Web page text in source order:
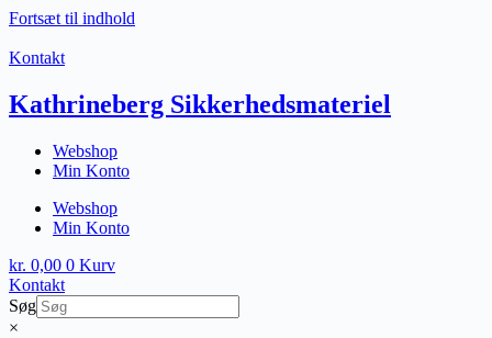
Fortsæt til indhold
Kontakt
Kathrineberg Sikkerhedsmateriel
Webshop
Min Konto
Webshop
Min Konto
kr. 0,00 0 Kurv
Kontakt
Søg
×